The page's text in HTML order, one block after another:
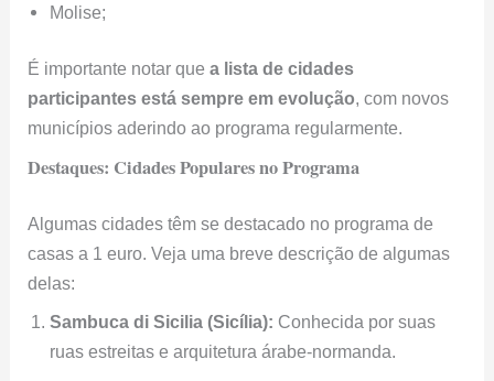
Molise;
É importante notar quea lista de cidades
participantes está sempre em evolução, com novos
municípios aderindo ao programa regularmente.
Destaques: Cidades Populares no Programa
Algumas cidades têm se destacado no programa de
casas a 1 euro. Veja uma breve descrição de algumas
delas:
Sambuca di Sicilia (Sicília): Conhecida por suas
ruas estreitas e arquitetura árabe-normanda.